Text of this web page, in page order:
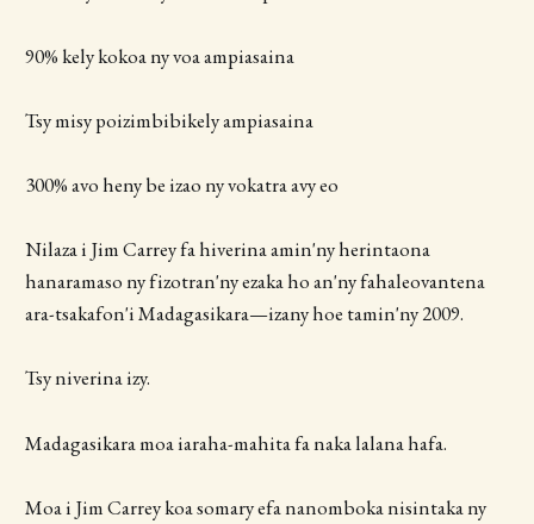
90% kely kokoa ny voa ampiasaina
Tsy misy poizimbibikely ampiasaina
300% avo heny be izao ny vokatra avy eo
Nilaza i Jim Carrey fa hiverina amin'ny herintaona
hanaramaso ny fizotran'ny ezaka ho an'ny fahaleovantena
ara-tsakafon'i Madagasikara—izany hoe tamin'ny 2009.
Tsy niverina izy.
Madagasikara moa iaraha-mahita fa naka lalana hafa.
Moa i Jim Carrey koa somary efa nanomboka nisintaka ny